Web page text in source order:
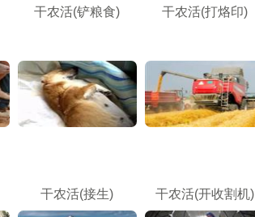
干农活(铲粮食) 干农活(打烙印)
干农活(接生) 干农活(开收割机)